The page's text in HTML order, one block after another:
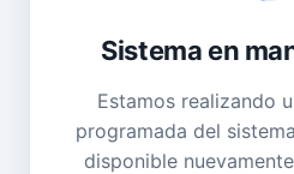
Sistema en
Estamos realizando
programada del
disponible